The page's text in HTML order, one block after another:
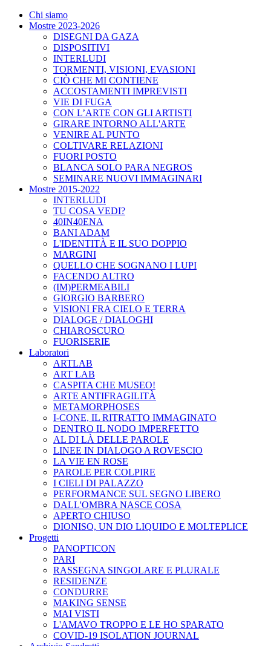
Chi siamo
Mostre 2023-2026
DISEGNI DA GAZA
DISPOSITIVI
INTERLUDI
TORMENTI, VISIONI, EVASIONI
CIÒ CHE MI CONTIENE
ACCOSTAMENTI IMPREVISTI
VIE DI FUGA
CON L’ARTE CON GLI ARTISTI
GIRARE INTORNO ALL'ARTE
VENIRE AL PUNTO
COLTIVARE RELAZIONI
FUORI POSTO
BLANCA SOLO PARA NEGROS
SEMINARE NUOVI IMMAGINARI
Mostre 2015-2022
INTERLUDI
TU COSA VEDI?
40IN40ENA
BANI ADAM
L'IDENTITÀ E IL SUO DOPPIO
MARGINI
QUELLO CHE SOGNANO I LUPI
FACENDO ALTRO
(IM)PERMEABILI
GIORGIO BARBERO
VISIONI FRA CIELO E TERRA
DIALOGE / DIALOGHI
CHIAROSCURO
FUORISERIE
Laboratori
ARTLAB
ART LAB
CASPITA CHE MUSEO!
ARTE ANTIFRAGILITÀ
METAMORPHOSES
I-CONE, IL RITRATTO IMMAGINATO
DENTRO IL NODO IMPERFETTO
AL DI LÀ DELLE PAROLE
LINEE IN DIALOGO A ROVESCIO
LA VIE EN ROSE
PAROLE PER COLPIRE
I CIELI DI PALAZZO
PERFORMANCE SUL SEGNO LIBERO
DALL'OMBRA NASCE COSA
APERTO CHIUSO
DIONISO, UN DIO LIQUIDO E MOLTEPLICE
Progetti
PANOPTICON
PARI
RASSEGNA SINGOLARE E PLURALE
RESIDENZE
CONDURRE
MAKING SENSE
MAI VISTI
L'AMAVO TROPPO E LE HO SPARATO
COVID-19 ISOLATION JOURNAL